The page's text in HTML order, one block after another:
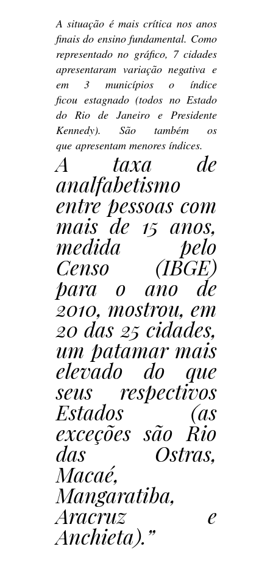
A situação é mais crítica nos anos
finais do ensino fundamental. Como
representado no gráfico, 7 cidades
apresentaram variação negativa e
em 3 municípios o índice
ficou estagnado (todos no Estado
do Rio de Janeiro e Presidente
Kennedy). São também os
que apresentam menores índices.
A taxa de
analfabetismo
entre pessoas com
mais de 15 anos,
medida pelo
Censo (IBGE)
para o ano de
2010, mostrou, em
20 das 25 cidades,
um patamar mais
elevado do que
seus respectivos
Estados (as
exceções são Rio
das Ostras,
Macaé,
Mangaratiba,
Aracruz e
Anchieta).”